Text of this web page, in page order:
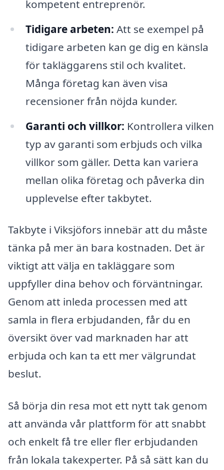
kompetent entreprenör.
Tidigare arbeten: Att se exempel på
tidigare arbeten kan ge dig en känsla
för takläggarens stil och kvalitet.
Många företag kan även visa
recensioner från nöjda kunder.
Garanti och villkor: Kontrollera vilken
typ av garanti som erbjuds och vilka
villkor som gäller. Detta kan variera
mellan olika företag och påverka din
upplevelse efter takbytet.
Takbyte i Viksjöfors innebär att du måste
tänka på mer än bara kostnaden. Det är
viktigt att välja en takläggare som
uppfyller dina behov och förväntningar.
Genom att inleda processen med att
samla in flera erbjudanden, får du en
översikt över vad marknaden har att
erbjuda och kan ta ett mer välgrundat
beslut.
Så börja din resa mot ett nytt tak genom
att använda vår plattform för att snabbt
och enkelt få tre eller fler erbjudanden
från lokala takexperter. På så sätt kan du